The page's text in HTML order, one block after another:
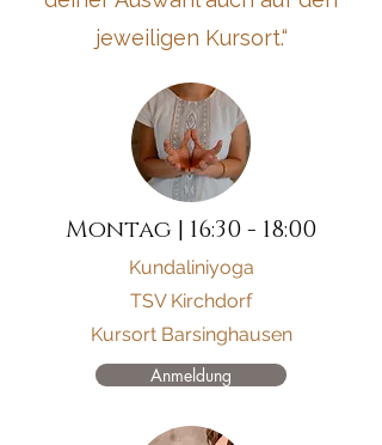
jeweiligen Kursort.“
Montag | 16:30 - 18:00
Kundaliniyoga
TSV Kirchdorf
Kursort Barsinghausen
Anmeldung